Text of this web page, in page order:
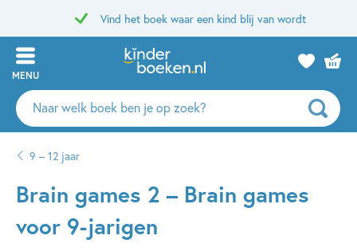
Vind het boek waar een kind blij van wordt
MENU
Zoeken
naar
auteurs
uitgevers
9 – 12 jaar
Brain games 2 – Brain games
voor 9-jarigen